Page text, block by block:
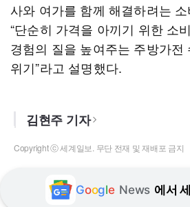
사와 여가를 함께 해결하려는
“단순히 가격을 아끼기 위한 소
경험의 질을 높여주는 주방가전
위기”라고 설명했다.
김현주 기자
Copyright ⓒ 세계일보. 무단 전재 및 재배포 금지
Google News 에서